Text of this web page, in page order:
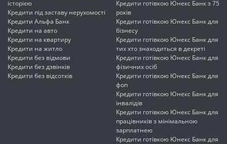
історією
Кредити під заставу нерухомості
Кредити Альфа Банк
Кредити на авто
Кредити на квартиру
Кредити на житло
Кредити без відмови
Кредити без дзвінків
Кредити без відсотків
Кредити готівкою Юнекс Банк з 75
років
Кредити готівкою Юнекс Банк для
бізнесу
Кредити готівкою Юнекс Банк для
тих хто знаходиться в декреті
Кредити готівкою Юнекс Банк для
фізичних осіб
Кредити готівкою Юнекс Банк для
фоп
Кредити готівкою Юнекс Банк для
інвалідів
Кредити готівкою Юнекс Банк для
працівників з мінімальною
зарплатнею
Кредити готівкою Юнекс Банк для